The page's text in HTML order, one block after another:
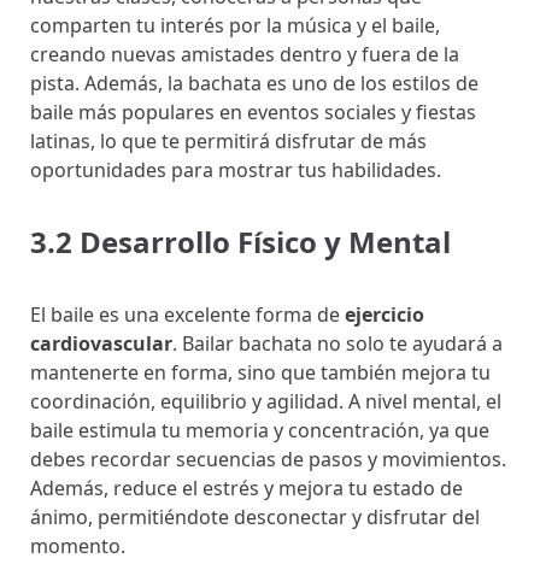
comparten tu interés por la música y el baile,
creando nuevas amistades dentro y fuera de la
pista. Además, la bachata es uno de los estilos de
baile más populares en eventos sociales y fiestas
latinas, lo que te permitirá disfrutar de más
oportunidades para mostrar tus habilidades.
3.2 Desarrollo Físico y Mental
El baile es una excelente forma deejercicio
cardiovascular. Bailar bachata no solo te ayudará a
mantenerte en forma, sino que también mejora tu
coordinación, equilibrio y agilidad. A nivel mental, el
baile estimula tu memoria y concentración, ya que
debes recordar secuencias de pasos y movimientos.
Además, reduce el estrés y mejora tu estado de
ánimo, permitiéndote desconectar y disfrutar del
momento.